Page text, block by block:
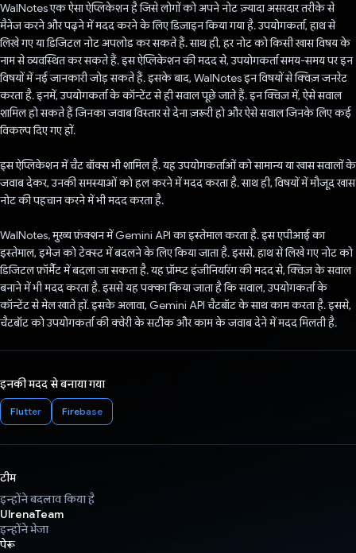
WalNotes एक ऐसा ऐप्लिकेशन है जिसे लोगों को अपने नोट ज़्यादा असरदार तरीके से
मैनेज करने और पढ़ने में मदद करने के लिए डिज़ाइन किया गया है. उपयोगकर्ता, हाथ से
लिखे गए या डिजिटल नोट अपलोड कर सकते हैं. साथ ही, हर नोट को किसी खास विषय के
नाम से व्यवस्थित कर सकते हैं. इस ऐप्लिकेशन की मदद से, उपयोगकर्ता समय-समय पर इन
विषयों में नई जानकारी जोड़ सकते हैं. इसके बाद, WalNotes इन विषयों से क्विज़ जनरेट
करता है. इनमें, उपयोगकर्ता के कॉन्टेंट से ही सवाल पूछे जाते हैं. इन क्विज़ में, ऐसे सवाल
शामिल हो सकते हैं जिनका जवाब विस्तार से देना ज़रूरी हो और ऐसे सवाल जिनके लिए कई
विकल्प दिए गए हों.
इस ऐप्लिकेशन में चैट बॉक्स भी शामिल है. यह उपयोगकर्ताओं को सामान्य या खास सवालों के
जवाब देकर, उनकी समस्याओं को हल करने में मदद करता है. साथ ही, विषयों में मौजूद खास
नोट की पहचान करने में भी मदद करता है.
WalNotes, मुख्य फ़ंक्शन में Gemini API का इस्तेमाल करता है. इस एपीआई का
इस्तेमाल, इमेज को टेक्स्ट में बदलने के लिए किया जाता है. इससे, हाथ से लिखे गए नोट को
डिजिटल फ़ॉर्मैट में बदला जा सकता है. यह प्रॉम्प्ट इंजीनियरिंग की मदद से, क्विज़ के सवाल
बनाने में भी मदद करता है. इससे यह पक्का किया जाता है कि सवाल, उपयोगकर्ता के
कॉन्टेंट से मेल खाते हों. इसके अलावा, Gemini API चैटबॉट के साथ काम करता है. इससे,
चैटबॉट को उपयोगकर्ता की क्वेरी के सटीक और काम के जवाब देने में मदद मिलती है.
इनकी मदद से बनाया गया
Flutter Firebase
टीम
इन्होंने बदलाव किया है
UlrenaTeam
इन्होंने भेजा
पेरू